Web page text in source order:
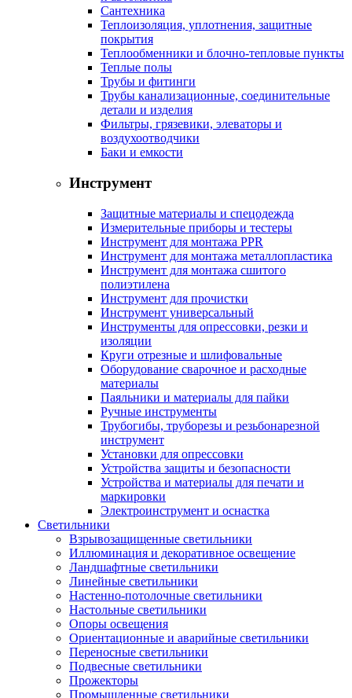
Сантехника
Теплоизоляция, уплотнения, защитные
покрытия
Теплообменники и блочно-тепловые пункты
Теплые полы
Трубы и фитинги
Трубы канализационные, соединительные
детали и изделия
Фильтры, грязевики, элеваторы и
воздухоотводчики
Баки и емкости
Инструмент
Защитные материалы и спецодежда
Измерительные приборы и тестеры
Инструмент для монтажа PPR
Инструмент для монтажа металлопластика
Инструмент для монтажа сшитого
полиэтилена
Инструмент для прочистки
Инструмент универсальный
Инструменты для опрессовки, резки и
изоляции
Круги отрезные и шлифовальные
Оборудование сварочное и расходные
материалы
Паяльники и материалы для пайки
Ручные инструменты
Трубогибы, труборезы и резьбонарезной
инструмент
Установки для опрессовки
Устройства защиты и безопасности
Устройства и материалы для печати и
маркировки
Электроинструмент и оснастка
Светильники
Взрывозащищенные светильники
Иллюминация и декоративное освещение
Ландшафтные светильники
Линейные светильники
Настенно-потолочные светильники
Настольные светильники
Опоры освещения
Ориентационные и аварийные светильники
Переносные светильники
Подвесные светильники
Прожекторы
Промышленные светильники